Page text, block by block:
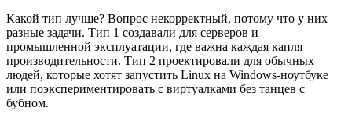
Какой тип лучше? Вопрос некорректный, потому что у них
разные задачи. Тип 1 создавали для серверов и
промышленной эксплуатации, где важна каждая капля
производительности. Тип 2 проектировали для обычных
людей, которые хотят запустить Linux на Windows-ноутбуке
или поэкспериментировать с виртуалками без танцев с
бубном.